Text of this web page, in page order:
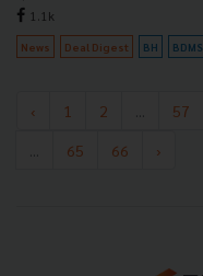
1.1k
News Deal Digest BH BDMS
‹ 1 2 57
65 66 ›